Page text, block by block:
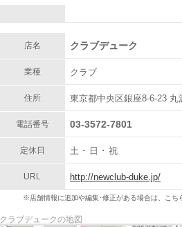
店名 クラブデューク
業種 クラブ
住所 東京都中央区銀座8-6-23 丸
電話番号 03-3572-7801
定休日 土 ･ 日 ･ 祝
URL http://newclub-duke.jp/
※店舗情報に追加や編集･修正がある場合は、こち
クラブデュークの地図